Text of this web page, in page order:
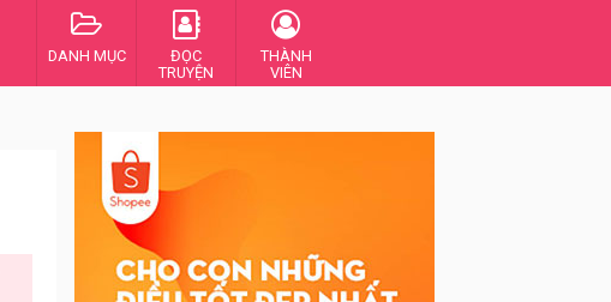
DANH MỤC
ĐỌC
TRUYỆN
THÀNH
VIÊN